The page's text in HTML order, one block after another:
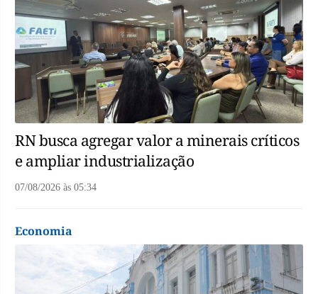
RN busca agregar valor a minerais críticos
e ampliar industrialização
07/08/2026 às 05:34
Economia